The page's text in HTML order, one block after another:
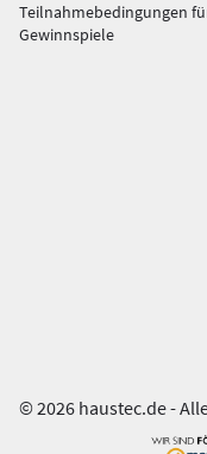
Teilnahmebedingungen
Gewinnspiele
© 2026 haustec.de -